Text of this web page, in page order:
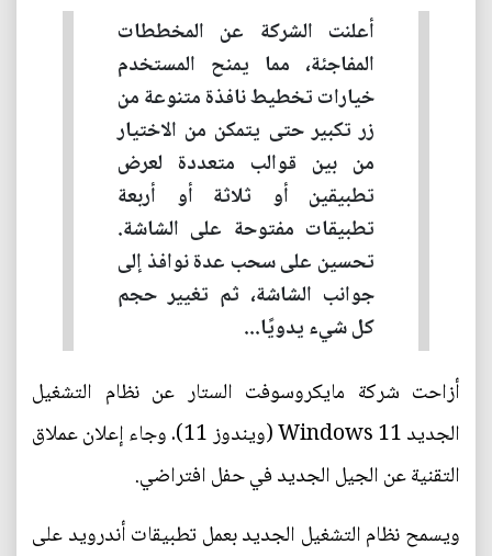
أعلنت الشركة عن المخططات
المفاجئة، مما يمنح المستخدم
خيارات تخطيط نافذة متنوعة من
زر تكبير حتى يتمكن من الاختيار
من بين قوالب متعددة لعرض
تطبيقين أو ثلاثة أو أربعة
تطبيقات مفتوحة على الشاشة.
تحسين على سحب عدة نوافذ إلى
جوانب الشاشة، ثم تغيير حجم
كل شيء يدويًا...
أزاحت شركة مايكروسوفت الستار عن نظام التشغيل
الجديد Windows 11 (ويندوز 11). وجاء إعلان عملاق
التقنية عن الجيل الجديد في حفل افتراضي.
ويسمح نظام التشغيل الجديد بعمل تطبيقات أندرويد على